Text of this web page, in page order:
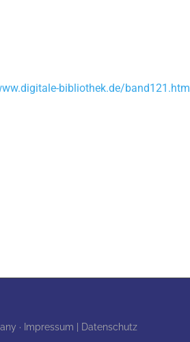
bibliothek.de/band121.htm
· Impressum | Datenschutz